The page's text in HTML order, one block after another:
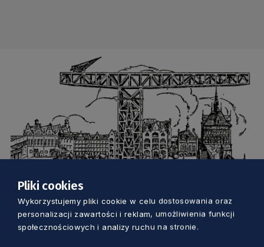
KULTURA
Prima aprilis w dawnym Gdańsku.
Pliki cookies
Wykorzystujemy pliki cookie w celu dostosowania oraz
personalizacji zawartości i reklam, umożliwienia funkcji
społecznościowych i analizy ruchu na stronie.